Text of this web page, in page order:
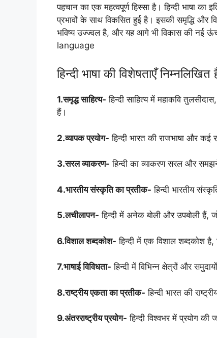
पहचान का एक महत्वपूर्ण हिस्सा है। हिन्दी भाषा
प्रभावों के साथ विकसित हुई है। इसकी समृद्धि और
भविष्य उज्ज्वल है, और यह आगे भी विकास की
language
हिन्दी भाषा की विशेषताएँ निम्नलिखित
1.समृद्ध साहित्य- हिन्दी साहित्य में महाकवि
हैं।
2.व्यापक प्रयोग- हिन्दी भारत की राजभाषा और कई
3.सरल व्याकरण- हिन्दी का व्याकरण सरल और
4.भारतीय संस्कृति का प्रतीक- हिन्दी भारतीय
5.लचीलापन- हिन्दी में अनेक बोली और उपबोली हैं,
6.विशाल शब्दकोश- हिन्दी में एक विशाल शब्दकोश
7.भाषाई विविधता- हिन्दी में विभिन्न क्षेत्रों और
8.राष्ट्रीय एकता का प्रतीक- हिन्दी भारत की
9.अंतरराष्ट्रीय प्रयोग- हिन्दी विश्वभर में प्रयोग